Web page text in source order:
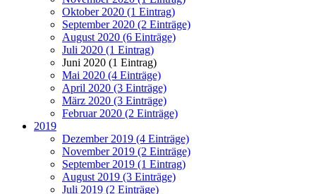
Oktober 2020 (1 Eintrag)
September 2020 (2 Einträge)
August 2020 (6 Einträge)
Juli 2020 (1 Eintrag)
Juni 2020 (1 Eintrag)
Mai 2020 (4 Einträge)
April 2020 (3 Einträge)
März 2020 (3 Einträge)
Februar 2020 (2 Einträge)
2019
Dezember 2019 (4 Einträge)
November 2019 (2 Einträge)
September 2019 (1 Eintrag)
August 2019 (3 Einträge)
Juli 2019 (2 Einträge)